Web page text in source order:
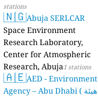
stations
🇳🇬Abuja SERLCAR
Space Environment
Research Laboratory,
Center for Atmospheric
Research, Abuja1 stations
🇦🇪AED - Environment
Agency – Abu Dhabi ( هيئة